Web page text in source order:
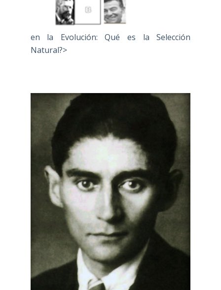
en la Evolución: Qué es la Selección
Natural?>